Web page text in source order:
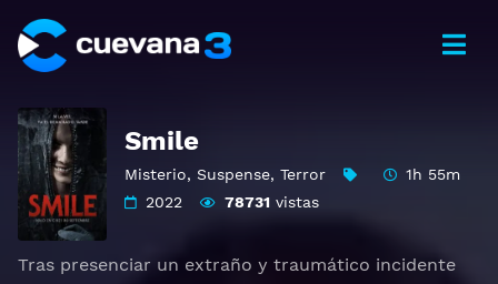
Smile
Misterio, Suspense, Terror
1h 55m
2022
78731 vistas
Tras presenciar un extraño y traumático incidente